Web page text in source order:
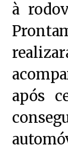
à
após